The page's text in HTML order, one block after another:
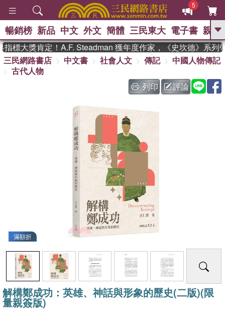
5
GO
熱搜： 東野圭吾 、 The Odyssey 、
國際布克獎 臺灣漫遊錄 、
方
台灣的李登輝時代 、 數學女
暢銷榜 新品 中文 外文 簡體 三民東大 電子書 親子
大獎肯定！A.F. Steadman 獲年度作家，《史坎德》系列帶
三民網路書店
中文書 社會人文 傳記
中國人物傳記
古代人物
列印
評論
滿額折
解構鄭成功：英雄、神話與形象的歷史(二版)(限
量親簽版)